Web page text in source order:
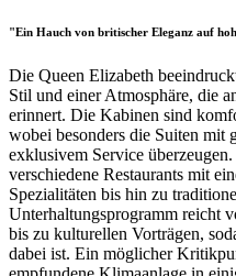
"Ein Hauch von britischer Eleganz auf
Die Queen Elizabeth
Stil und einer Atmosphäre, die
erinnert. Die Kabinen sind
wobei besonders die Suiten mit
exklusivem Service
verschiedene Restaurants mit
Spezialitäten bis hin zu
Unterhaltungsprogramm reicht
bis zu kulturellen Vorträgen,
dabei ist. Ein möglicher